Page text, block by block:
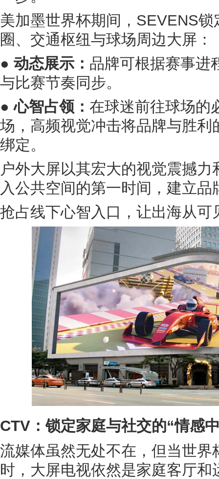
美加墨世界杯期间，SEVENS
圈、交通枢纽与球场周边大屏：
● 动态展示： 品牌可根据赛事进
与比赛节奏同步。
● 心智占领： 在球迷前往球场的
场，高频视觉冲击将品牌与胜
绑定。
户外大屏以其宏大的视觉震撼
入公共空间的第一时间，建立品
抢占线下心智入口，让出海从可
CTV：锁定家庭与社交的“情感
流媒体虽然无处不在，但当世界
时，大屏电视依然是家庭客厅